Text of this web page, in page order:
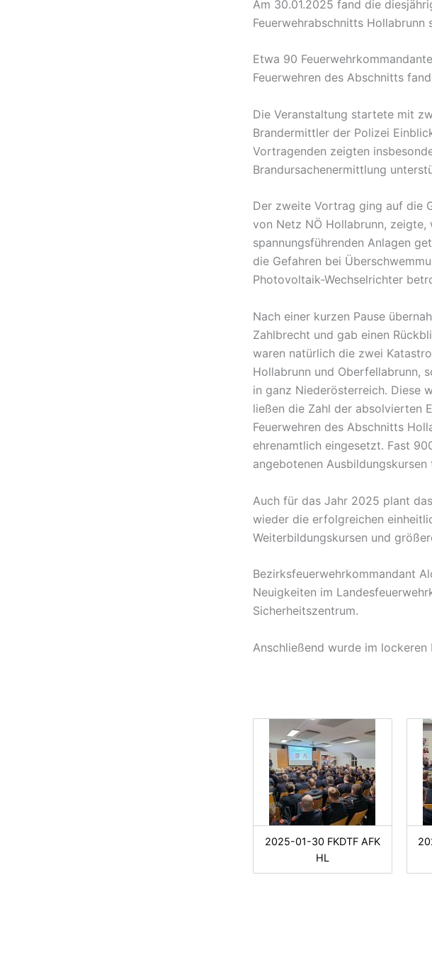
Am 30.01.2025 fand die
Feuerwehrabschnitts Hollabrunn
Etwa 90
Feuerwehren des Abschnitts
Die Veranstaltung startete mit
Brandermittler der Polizei
Vortragenden zeigten
Brandursachenermittlung
Der zweite Vortrag ging auf die
von Netz NÖ Hollabrunn, zeigte,
spannungsführenden Anlagen
die Gefahren bei
Photovoltaik-Wechselrichter
Nach einer kurzen Pause
Zahlbrecht und gab einen
waren natürlich die zwei
Hollabrunn und Oberfellabrunn,
in ganz Niederösterreich. Diese
ließen die Zahl der absolvierten
Feuerwehren des Abschnitts
ehrenamtlich eingesetzt. Fast
angebotenen Ausbildungskursen
Auch für das Jahr 2025 plant
wieder die erfolgreichen
Weiterbildungskursen und
Bezirksfeuerwehrkommandant
Neuigkeiten im
Sicherheitszentrum.
Anschließend wurde im
2025-01-30 FKDTF AFK
HL